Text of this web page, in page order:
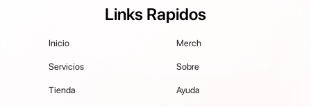
Links Rapidos
Inicio
Servicios
Tienda
Merch
Sobre
Ayuda